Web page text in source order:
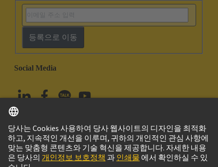
등록으로 이동
Social Media
대한민국 한국어